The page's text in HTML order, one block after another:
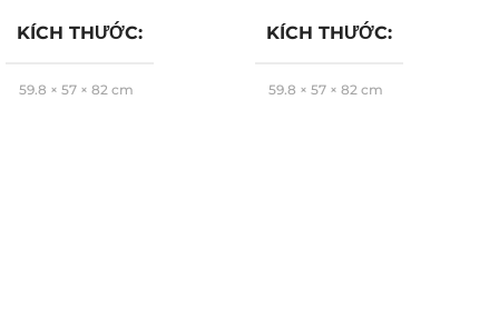
KÍCH THƯỚC
59,8 × 57 × 82 cm
KÍCH THƯỚC
59,8 × 57 × 82 cm